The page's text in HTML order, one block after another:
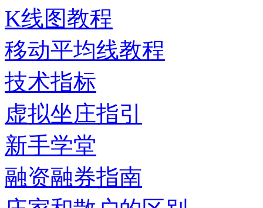
K线图教程
移动平均线教程
技术指标
虚拟坐庄指引
新手学堂
融资融券指南